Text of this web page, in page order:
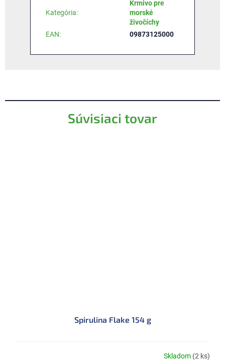
Súvisiaci tovar
Spirulina Flake 154 g
Skladom (2 ks)
Kategória:
Krmivo pre
morské
živočíchy
EAN: 09873125000